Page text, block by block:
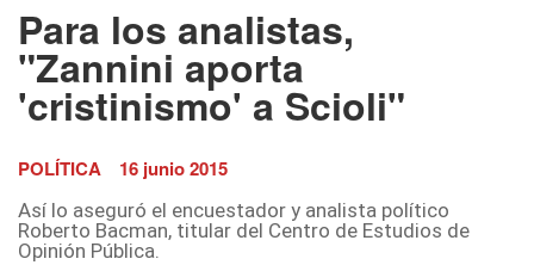
Para los analistas,
"Zannini aporta
'cristinismo' a Scioli"
POLÍTICA 16 junio 2015
Así lo aseguró el encuestador y analista político
Roberto Bacman, titular del Centro de Estudios de
Opinión Pública.